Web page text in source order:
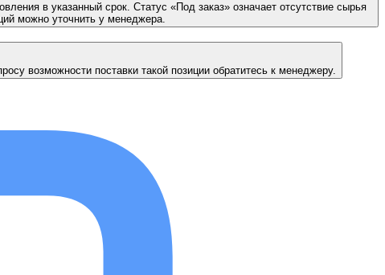
в указанный срок. Статус «Под заказ» означает отсутствие сырья
можно уточнить у менеджера.
возможности поставки такой позиции обратитесь к менеджеру.